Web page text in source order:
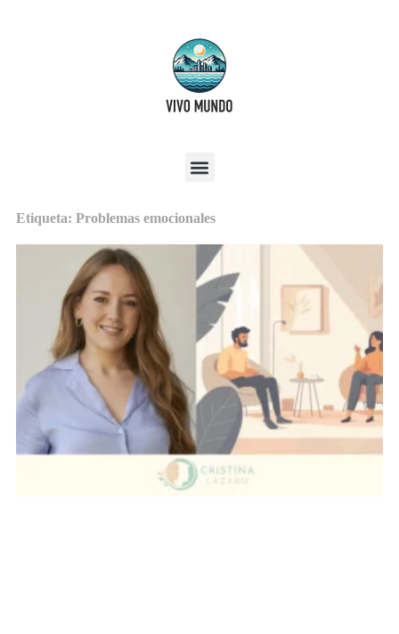
Etiqueta: Problemas emocionales